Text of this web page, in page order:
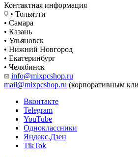
Контактная информация
• Тольятти
• Самара
• Казань
• Ульяновск
• Нижний Новгород
• Екатеринбург
• Челябинск
info@mixpcshop.ru
mail@mixpcshop.ru (корпоративным
Вконтакте
Telegram
YouTube
Одноклассники
Яндекс.Дзен
TikTok